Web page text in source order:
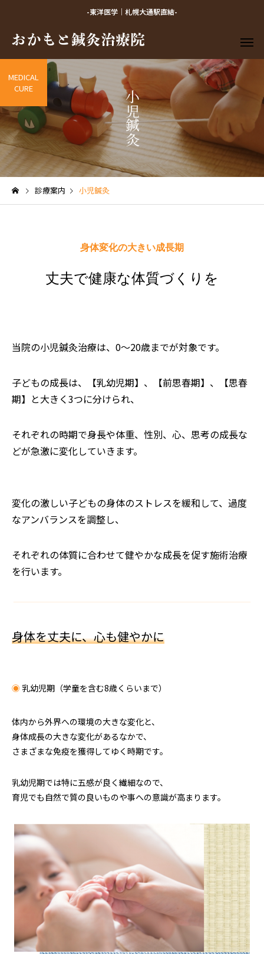
-東洋医学｜札幌大通駅直結-
小児鍼灸
MEDICAL
CURE
診療案内 小児鍼灸
身体変化の大きい成長期
丈夫で健康な体質づくりを
当院の小児鍼灸治療は、0〜20歳までが対象です。
子どもの成長は、【乳幼児期】、【前思春期】、【思春
期】と大きく3つに分けられ、
それぞれの時期で身長や体重、性別、心、思考の成長な
どが急激に変化していきます。
変化の激しい子どもの身体のストレスを緩和して、過度
なアンバランスを調整し、
それぞれの体質に合わせて健やかな成長を促す施術治療
を行います。
身体を丈夫に、心も健やかに
◉ 乳幼児期（学童を含む8歳くらいまで）
体内から外界への環境の大きな変化と、
身体成長の大きな変化があるなかで、
さまざまな免疫を獲得してゆく時期です。
乳幼児期では特に五感が良く繊細なので、
育児でも自然で質の良いものや事への意識が高まります。